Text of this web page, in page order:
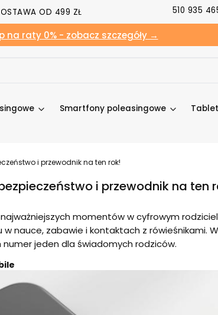
OD 499 ZŁ 510 935
na raty 0% - zobacz szczegóły →
Smartfony poleasingowe
i przewodnik na ten rok!
i przewodnik na ten
momentów w cyfrowym
nauce, zabawie i kontaktach z rówieśnikami.
jeden dla świadomych rodziców.